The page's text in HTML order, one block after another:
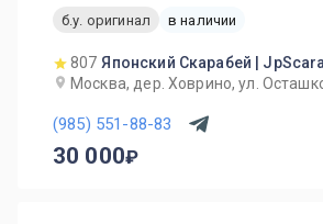
б.у. оригинал
в наличии
807 Японский Скарабей |
Москва, дер. Ховрино, ул.
(985) 551-88-83
30 000